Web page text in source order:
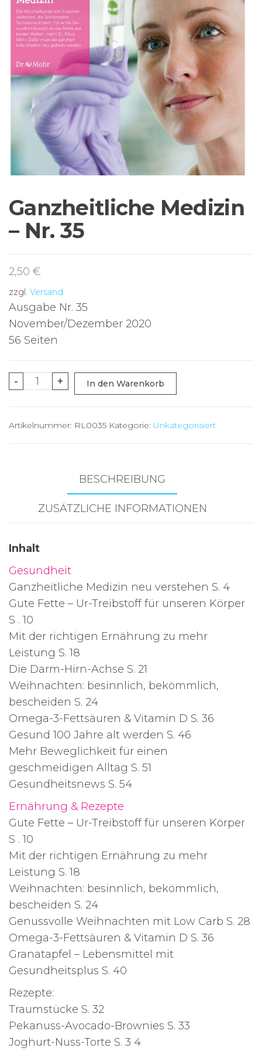
Ganzheitliche Medizin
– Nr. 35
2,50 €
zzgl. Versand
Ausgabe Nr. 35
November/Dezember 2020
56 Seiten
-
Ganzheitliche
Nr.
+ In den Warenkorb
Artikelnummer: RL0035 Kategorie: Unkategorisiert
BESCHREIBUNG
ZUSÄTZLICHE INFORMATIONEN
Inhalt
Gesundheit
Ganzheitliche Medizin neu verstehen S. 4
Gute Fette – Ur-Treibstoff für unseren Körper
S . 10
Mit der richtigen Ernährung zu mehr
Leistung S. 18
Die Darm-Hirn-Achse S. 21
Weihnachten: besinnlich, bekömmlich,
bescheiden S. 24
Omega-3-Fettsäuren & Vitamin D S. 36
Gesund 100 Jahre alt werden S. 46
Mehr Beweglichkeit für einen
geschmeidigen Alltag S. 51
Gesundheitsnews S. 54
Ernährung & Rezepte
Gute Fette – Ur-Treibstoff für unseren Körper
S . 10
Mit der richtigen Ernährung zu mehr
Leistung S. 18
Weihnachten: besinnlich, bekömmlich,
bescheiden S. 24
Genussvolle Weihnachten mit Low Carb S. 28
Omega-3-Fettsäuren & Vitamin D S. 36
Granatapfel – Lebensmittel mit
Gesundheitsplus S. 40
Rezepte:
Traumstücke S. 32
Pekanuss-Avocado-Brownies S. 33
Joghurt-Nuss-Torte S. 3 4